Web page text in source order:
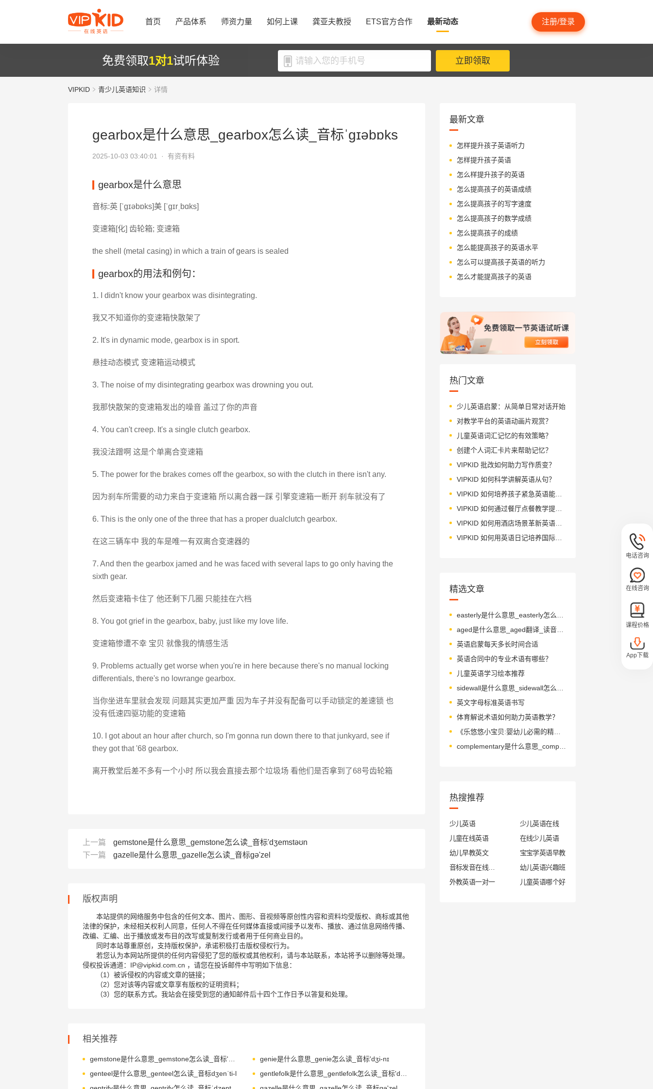
首页 产品体系 师资力量 如何上课 龚亚夫教授 ETS官方合作 最新动态 注册/登录
免费领取1对1试听体验 立即领取
VIPKID 青少儿英语知识 详情
gearbox是什么意思_gearbox怎么读_音标ˈɡɪəbɒks
2025-10-03 03:40:01 · 有资有料
gearbox是什么意思
音标:英 [ˈɡɪəbɒks]美 [ˈɡɪrˌbɑks]
变速箱[化] 齿轮箱; 变速箱
the shell (metal casing) in which a train of gears is sealed
gearbox的用法和例句：
1. I didn't know your gearbox was disintegrating.
我又不知道你的变速箱快散架了
2. It's in dynamic mode, gearbox is in sport.
悬挂动态模式 变速箱运动模式
3. The noise of my disintegrating gearbox was drowning you out.
我那快散架的变速箱发出的噪音 盖过了你的声音
4. You can't creep. It's a single clutch gearbox.
我没法蹭啊 这是个单离合变速箱
5. The power for the brakes comes off the gearbox, so with the clutch in there isn't any.
因为刹车所需要的动力来自于变速箱 所以离合器一踩 引擎变速箱一断开 刹车就没有了
6. This is the only one of the three that has a proper dualclutch gearbox.
在这三辆车中 我的车是唯一有双离合变速器的
7. And then the gearbox jamed and he was faced with several laps to go only having the
sixth gear.
然后变速箱卡住了 他还剩下几圈 只能挂在六档
8. You got grief in the gearbox, baby, just like my love life.
变速箱惨遭不幸 宝贝 就像我的情感生活
9. Problems actually get worse when you're in here because there's no manual locking
differentials, there's no lowrange gearbox.
当你坐进车里就会发现 问题其实更加严重 因为车子并没有配备可以手动锁定的差速锁 也
没有低速四驱功能的变速箱
10. I got about an hour after church, so I'm gonna run down there to that junkyard, see if
they got that '68 gearbox.
离开教堂后差不多有一个小时 所以我会直接去那个垃圾场 看他们是否拿到了68号齿轮箱
上一篇
gemstone是什么意思_gemstone怎么读_音标'dʒemstəʊn
下一篇
gazelle是什么意思_gazelle怎么读_音标ɡə'zel
版权声明
本站提供的网络服务中包含的任何文本、图片、图形、音视频等原创性内容和资料均受版权、商标或其他
法律的保护，未经相关权利人同意，任何人不得在任何媒体直接或间接予以发布、播放、通过信息网络传播、
改编、汇编、出于播放或发布目的改写或复制发行或者用于任何商业目的。
同时本站尊重原创，支持版权保护，承诺积极打击版权侵权行为。
若您认为本网站所提供的任何内容侵犯了您的版权或其他权利，请与本站联系，本站将予以删除等处理。
侵权投诉通道：IP@vipkid.com.cn ，请您在投诉邮件中写明如下信息：
（1）被诉侵权的内容或文章的链接；
（2）您对该等内容或文章享有版权的证明资料；
（3）您的联系方式。我站会在接受到您的通知邮件后十四个工作日予以答复和处理。
相关推荐
genie是什么意思_genie怎么读_音标'dʒi-nɪ
genteel是什么意思_genteel怎么读_音标dʒenˈti-l
最新文章
怎样提升孩子英语听力
怎样提升孩子英语
怎么样提升孩子的英语
怎么提高孩子的英语成绩
怎么提高孩子的写字速度
怎么提高孩子的数学成绩
怎么提高孩子的成绩
怎么能提高孩子的英语水平
怎么可以提高孩子英语的听力
怎么才能提高孩子的英语
热门文章
少儿英语启蒙：从简单日常对话开始
对教学平台的英语动画片观赏？
儿童英语词汇记忆的有效策略？
创建个人词汇卡片来帮助记忆？
VIPKID 批改如何助力写作质变？
VIPKID 如何科学讲解英语从句？
VIPKID 如何培养孩子紧急英语能力？
VIPKID 如何通过餐厅点餐教学提升少儿英语应用能力？
VIPKID 如何用酒店场景革新英语教学？
VIPKID 如何用英语日记培养国际化人才？
精选文章
aged是什么意思_aged翻译_读音_用法_翻译
英语启蒙每天多长时间合适
英语合同中的专业术语有哪些？
儿童英语学习绘本推荐
英文字母标准英语书写
体育解说术语如何助力英语教学？
《乐悠悠小宝贝:婴幼儿必需的精神辅食!》绘本简介
complementary是什么意思_complementary怎么读_音标ˌkɒmplɪˈmentrɪ
热搜推荐
少儿英语
少儿英语在线
儿童在线英语
在线少儿英语
幼儿早教英文
宝宝学英语早教
幼儿英语兴趣班
外教英语一对一
儿童英语哪个好
电话咨询
在线咨询
课程价格
App下载